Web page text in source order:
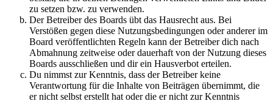
zu setzen bzw. zu verwenden.
Der Betreiber des Boards übt das Hausrecht aus. Bei
Verstößen gegen diese Nutzungsbedingungen oder anderer im
Board veröffentlichten Regeln kann der Betreiber dich nach
Abmahnung zeitweise oder dauerhaft von der Nutzung dieses
Boards ausschließen und dir ein Hausverbot erteilen.
Du nimmst zur Kenntnis, dass der Betreiber keine
Verantwortung für die Inhalte von Beiträgen übernimmt, die
er nicht selbst erstellt hat oder die er nicht zur Kenntnis